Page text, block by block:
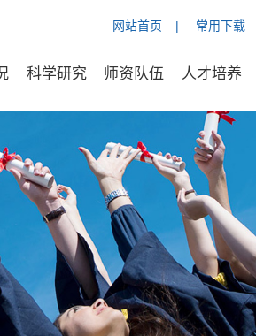
网站首页 | 常用下载
科学研究 师资队伍 人才培养